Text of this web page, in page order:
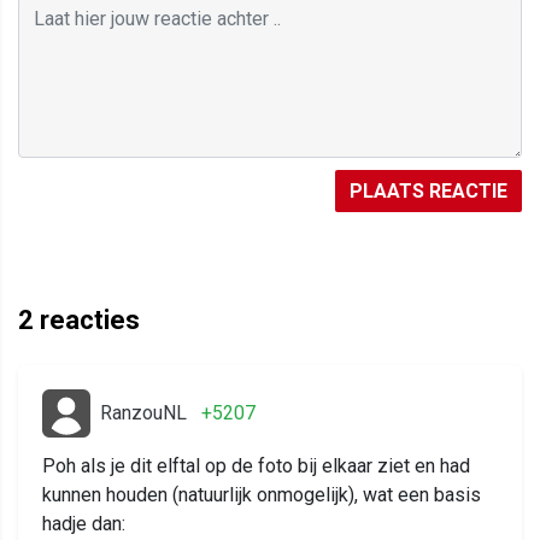
PLAATS REACTIE
2 reacties
RanzouNL +5207
Poh als je dit elftal op de foto bij elkaar ziet en had
kunnen houden (natuurlijk onmogelijk), wat een basis
hadje dan: